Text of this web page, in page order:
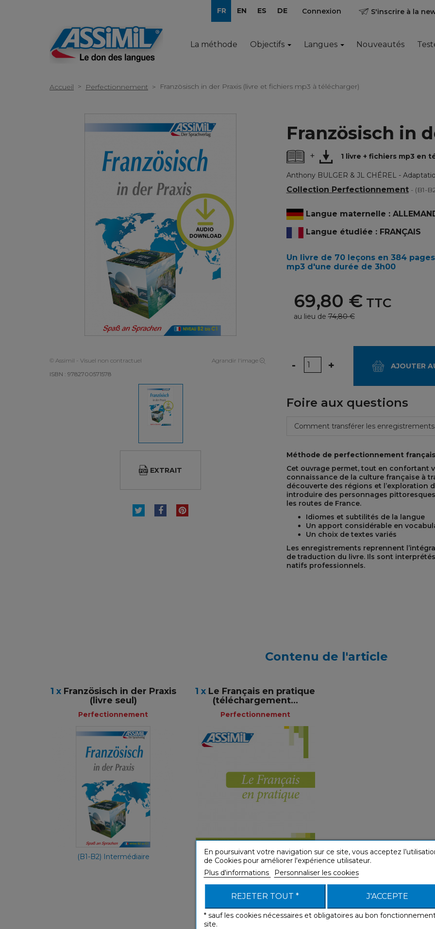
FR EN ES DE Connexion S'inscrire à la
La méthode Objectifs Langues Nouveautés
Accueil > Perfectionnement > Französisch in der Praxis (livre et fichiers mp3 à télécharger)
© Assimil - Visuel non contractuel
Agrandir l'image
ISBN : 9782700571578
EXTRAIT
TWEETPARTAGERPINTEREST
Französisch in
+ 1 livre + fichiers mp3 en
Anthony BULGER & JL CHÉREL -
Collection Perfectionnement - (B1-
Langue maternelle :
Langue étudiée : FRANÇAIS
Un livre de 70 leçons en 384
mp3 d'une durée de 3h00
69,80 €TTC
au lieu de74,80 €
Quantité
- + AJOUTER
Foire aux questions
Comment transférer les
Méthode de perfectionnement
Cet ouvrage permet, tout en confortant
connaissance de la culture française à
découverte des régions et l’exploration
introduire des personnages
les routes de France.
Idiomes et subtilités de la langue
Un apport considérable en
Un choix de textes variés
Les enregistrements reprennent
de traduction du livre. Ils sont
natifs professionnels.
Contenu de l'article
1 x Französisch in der Praxis
(livre seul)
Perfectionnement
(B1-B2) Intermédiaire
Perfectionnement
Allemand
24,90 €
1 x Le Français en pratique
(téléchargement...
Perfectionnement
(B1-B2) Intermédiaire
Perfectionnement
49,90 €
En poursuivant votre navigation sur ce site, vous acceptez
de Cookies pour améliorer l'expérience utilisateur.
Plus d'informations
Personnaliser les cookies
REJETER TOUT * J'ACCEPTE
* sauf les cookies nécessaires et obligatoires au bon
site.